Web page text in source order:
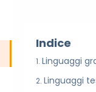
Indice
Linguaggi
Linguaggi